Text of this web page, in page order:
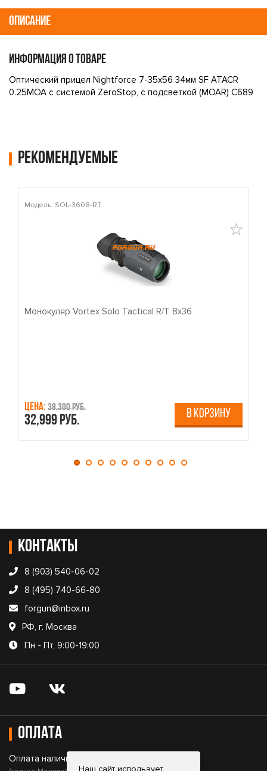
ОПИСАНИЕ
ИНФОРМАЦИЯ О ТОВАРЕ
Оптический прицел Nightforce 7-35x56 34мм SF ATACR
0.25MOA с системой ZeroStop, с подсветкой (MOAR) C689
Рекомендуемые
Модель: SOL-3608-RT
Монокуляр Vortex Solo Tactical R/T 8x36
Цена: 38,300 руб.
32,999 руб. В КОРЗИНУ
Контакты
8 (903) 540-06-02
8 (495) 740-66-80
forgun@inbox.ru
РФ, г. Москва
Пн - Пт, 9:00-19:00
Оплата
Оплата наличными;
Наш сайт использует